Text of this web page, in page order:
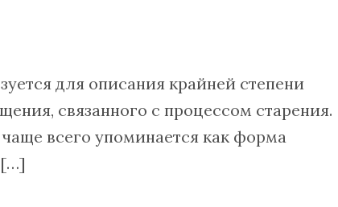
для описания крайней степени
связанного с процессом старения.
всего упоминается как форма
[…]